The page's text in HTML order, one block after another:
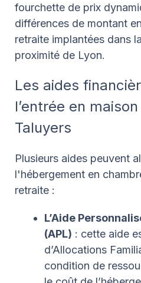
fourchette de prix
différences de montant
retraite implantées dans
proximité de Lyon.
Les aides
l’entrée en
Taluyers
Plusieurs aides peuvent
l'hébergement en
retraite :
L’Aide
(APL) : cette aide
d’Allocations
condition de